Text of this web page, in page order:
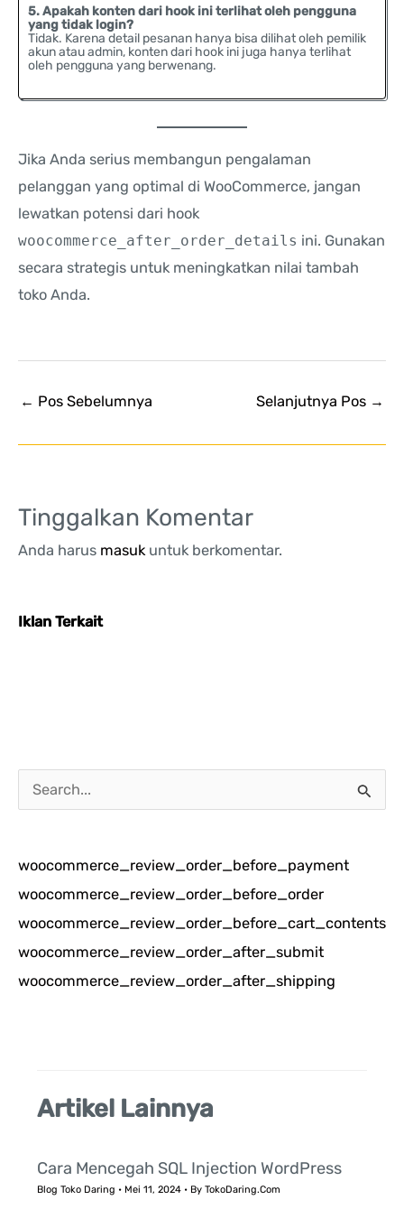
5. Apakah konten dari hook ini terlihat oleh pengguna
yang tidak login?
Tidak. Karena detail pesanan hanya bisa dilihat oleh pemilik
akun atau admin, konten dari hook ini juga hanya terlihat
oleh pengguna yang berwenang.
Jika Anda serius membangun pengalaman
pelanggan yang optimal di WooCommerce, jangan
lewatkan potensi dari hook
woocommerce_after_order_details ini. Gunakan
secara strategis untuk meningkatkan nilai tambah
toko Anda.
← Pos Sebelumnya Selanjutnya Pos →
Tinggalkan Komentar
Anda harus masukuntuk berkomentar.
Iklan Terkait
a
i
u
n
t
u
woocommerce_review_order_before_payment
woocommerce_review_order_before_order
woocommerce_review_order_before_cart_contents
woocommerce_review_order_after_submit
woocommerce_review_order_after_shipping
Artikel Lainnya
Cara Mencegah SQL Injection WordPress
Blog Toko Daring • Mei 11, 2024 • ByTokoDaring.Com